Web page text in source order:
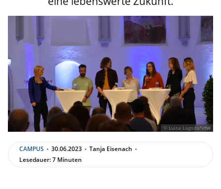
© Luisa Lagoda/vdw
CAMPUS 30.06.2023
Tanja Eisenach
Lesedauer: 7 Minuten